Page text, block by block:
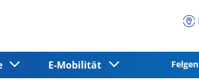
E-Mobilität Felgen